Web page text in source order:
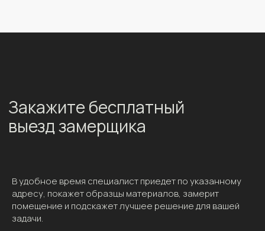
Закажите бесплатный
выезд замерщика
В удобное время специалист приедет по указанному
адресу, покажет образцы материалов, замерит
помещение и подскажет лучшее решение для вашей
задачи.